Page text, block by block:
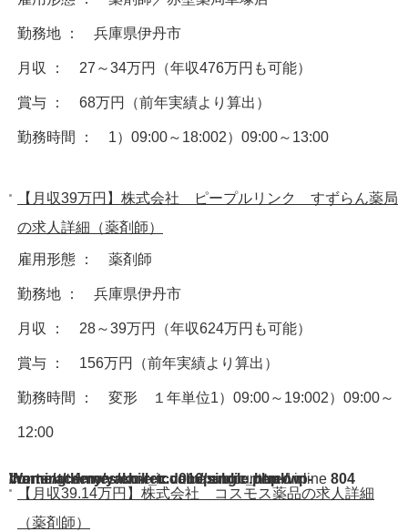
勤務地 ： 兵庫県伊丹市
月収 ： 27～34万円（年収476万円も可能）
賞与 ： 68万円（前年実績より算出）
勤務時間 ： 1）09:00～18:002）09:00～13:00
【月収39万円】株式会社 ピープルリンク すずらん薬局
の求人詳細（薬剤師）
雇用形態 ： 薬剤師
勤務地 ： 兵庫県伊丹市
月収 ： 28～39万円（年収624万円も可能）
賞与 ： 156万円（前年実績より算出）
勤務時間 ： 変形 １年単位1）09:00～19:002）09:00～
12:00
Warning: A non-numeric value encountered in
/home/acdmy/yaku-rec.com/public_html/wp-content/themes/chill_tcd016/single.phpon line 804
【月収39.14万円】株式会社 コスモス薬品の求人詳細
（薬剤師）